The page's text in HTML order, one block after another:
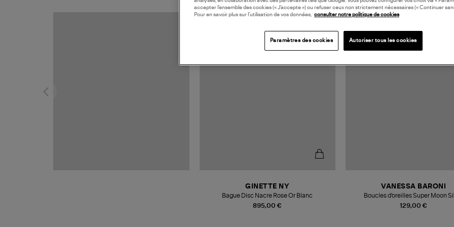
895,00 €
GINETTE NY
Bague Disc Nacre Rose Or Blanc
129,00 €
VANESSA BARONI
Boucles d'oreilles Super Moon
accepter l’ensemble des cookies (« J’accepte ») ou refuser ceux non strictement nécessaires (« Continuer
Pour en savoir plus sur l’utilisation de vos données, consulter notre politique de cookies
Paramètres des cookies Autoriser tous les cookies